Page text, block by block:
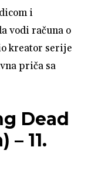
i
vodi računa o
kreator serije
priča sa
Dead
– 11.